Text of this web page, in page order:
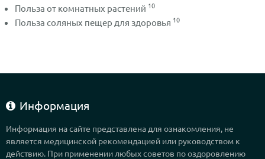
Польза от комнатных растений 10
Польза соляных пещер для здоровья 10
Информация
Информация на сайте представлена для ознакомления, не
является медицинской рекомендацией или руководством к
действию. При применении любых советов по оздоровлению